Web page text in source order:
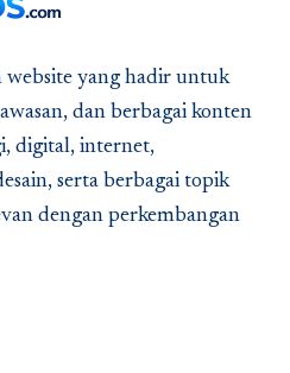
website yang hadir untuk
dan berbagai konten
digital, internet,
serta berbagai topik
dengan perkembangan